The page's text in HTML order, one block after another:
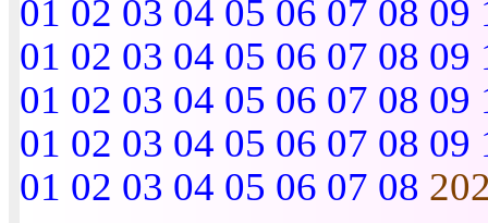
01 02 03 04 05 06 07 08 09
01 02 03 04 05 06 07 08 09
01 02 03 04 05 06 07 08 09
01 02 03 04 05 06 07 08 09
01 02 03 04 05 06 07 08